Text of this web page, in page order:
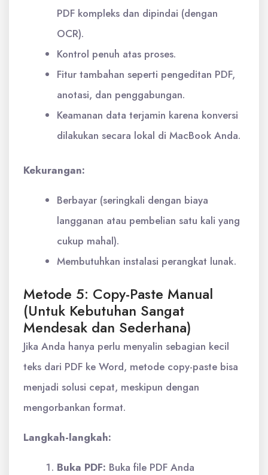
PDF kompleks dan dipindai (dengan
OCR).
Kontrol penuh atas proses.
Fitur tambahan seperti pengeditan PDF,
anotasi, dan penggabungan.
Keamanan data terjamin karena konversi
dilakukan secara lokal di MacBook Anda.
Kekurangan:
Berbayar (seringkali dengan biaya
langganan atau pembelian satu kali yang
cukup mahal).
Membutuhkan instalasi perangkat lunak.
Metode 5: Copy-Paste Manual
(Untuk Kebutuhan Sangat
Mendesak dan Sederhana)
Jika Anda hanya perlu menyalin sebagian kecil
teks dari PDF ke Word, metode copy-paste bisa
menjadi solusi cepat, meskipun dengan
mengorbankan format.
Langkah-langkah:
Buka PDF: Buka file PDF Anda